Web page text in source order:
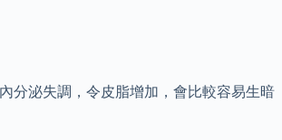
分泌失調，令皮脂增加，會比較容易生暗